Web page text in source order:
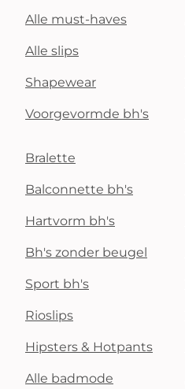
Alle must-haves
Alle slips
Shapewear
Voorgevormde bh's
Bralette
Balconnette bh's
Hartvorm bh's
Bh's zonder beugel
Sport bh's
Rioslips
Hipsters & Hotpants
Alle badmode